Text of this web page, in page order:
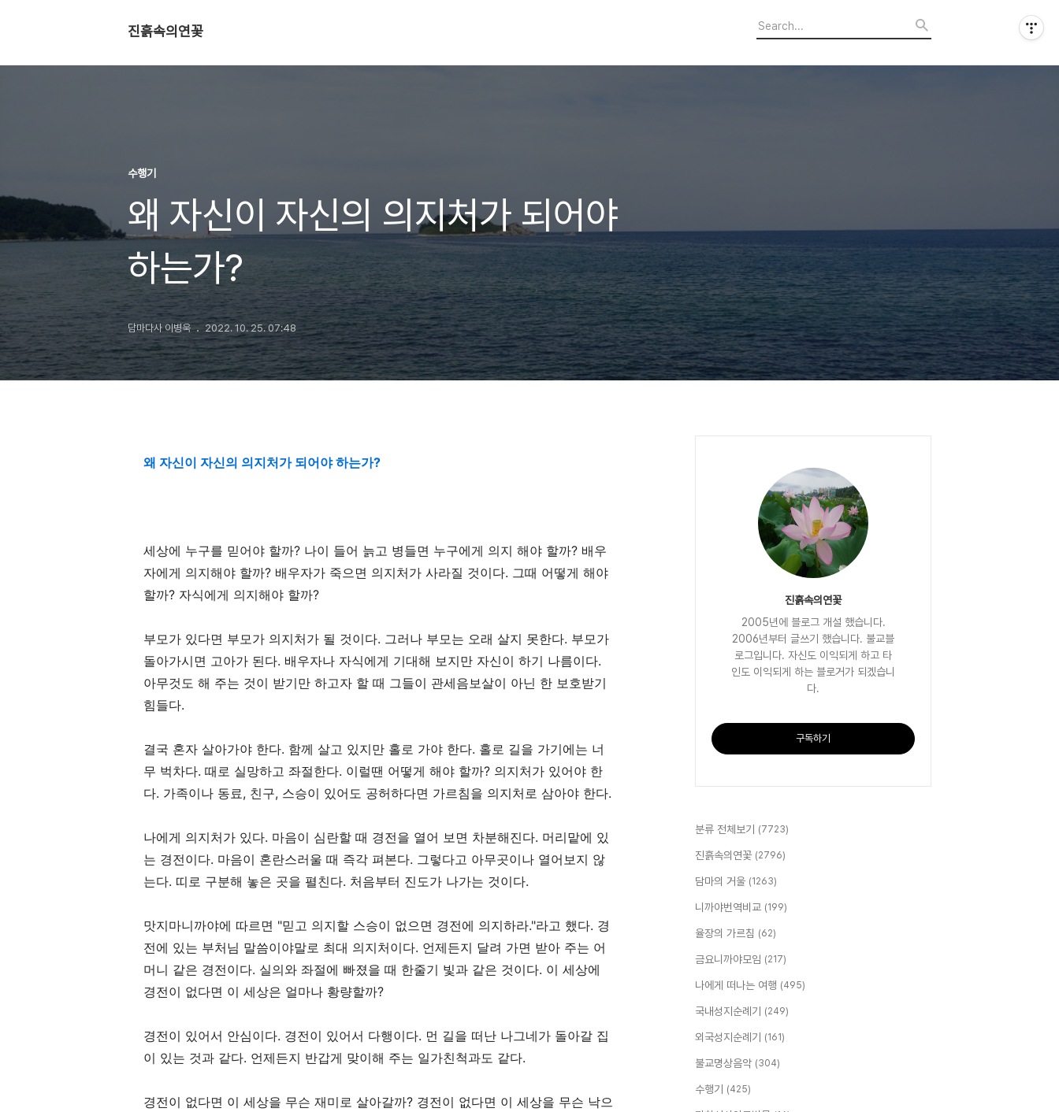
진흙속의연꽃
수행기
왜 자신이 자신의 의지처가 되어야
하는가?
담마다사 이병욱 2022. 10. 25. 07:48
왜 자신이 자신의 의지처가 되어야 하는가?
세상에 누구를 믿어야 할까? 나이 들어 늙고 병들면 누구에게 의지 해야 할까? 배우
자에게 의지해야 할까? 배우자가 죽으면 의지처가 사라질 것이다. 그때 어떻게 해야
할까? 자식에게 의지해야 할까?
부모가 있다면 부모가 의지처가 될 것이다. 그러나 부모는 오래 살지 못한다. 부모가
돌아가시면 고아가 된다. 배우자나 자식에게 기대해 보지만 자신이 하기 나름이다.
아무것도 해 주는 것이 받기만 하고자 할 때 그들이 관세음보살이 아닌 한 보호받기
힘들다.
결국 혼자 살아가야 한다. 함께 살고 있지만 홀로 가야 한다. 홀로 길을 가기에는 너
무 벅차다. 때로 실망하고 좌절한다. 이럴땐 어떻게 해야 할까? 의지처가 있어야 한
다. 가족이나 동료, 친구, 스승이 있어도 공허하다면 가르침을 의지처로 삼아야 한다.
나에게 의지처가 있다. 마음이 심란할 때 경전을 열어 보면 차분해진다. 머리맡에 있
는 경전이다. 마음이 혼란스러울 때 즉각 펴본다. 그렇다고 아무곳이나 열어보지 않
는다. 띠로 구분해 놓은 곳을 펼친다. 처음부터 진도가 나가는 것이다.
맛지마니까야에 따르면 "믿고 의지할 스승이 없으면 경전에 의지하라."라고 했다. 경
전에 있는 부처님 말씀이야말로 최대 의지처이다. 언제든지 달려 가면 받아 주는 어
머니 같은 경전이다. 실의와 좌절에 빠졌을 때 한줄기 빛과 같은 것이다. 이 세상에
경전이 없다면 이 세상은 얼마나 황량할까?
경전이 있어서 안심이다. 경전이 있어서 다행이다. 먼 길을 떠난 나그네가 돌아갈 집
이 있는 것과 같다. 언제든지 반갑게 맞이해 주는 일가친척과도 같다.
경전이 없다면 이 세상을 무슨 재미로 살아갈까? 경전이 없다면 이 세상을 무슨 낙으
진흙속의연꽃
2005년에 블로그 개설 했습니다.
2006년부터 글쓰기 했습니다. 불교블
로그입니다. 자신도 이익되게 하고 타
인도 이익되게 하는 블로거가 되겠습니
다.
구독하기
분류 전체보기 (7723)
진흙속의연꽃 (2796)
담마의 거울 (1263)
니까야번역비교 (199)
율장의 가르침 (62)
금요니까야모임 (217)
나에게 떠나는 여행 (495)
국내성지순례기 (249)
외국성지순례기 (161)
불교명상음악 (304)
수행기 (425)